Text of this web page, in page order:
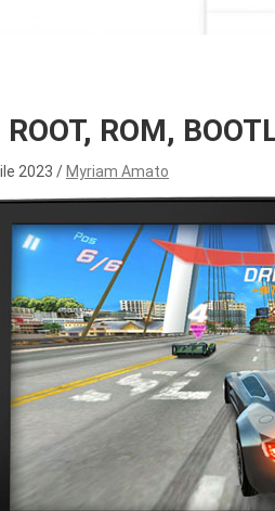
ROM,
2023 Myriam Amato